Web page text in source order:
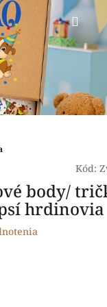
Kód:
body/
hrdinovia